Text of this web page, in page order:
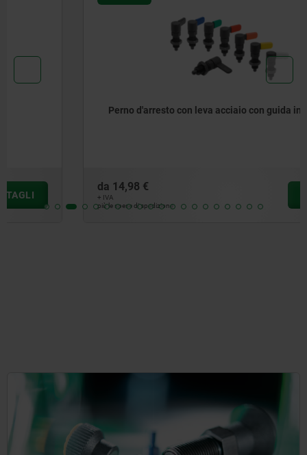
Perno d'arresto con leva acciaio con guida interna
14,98 €
+ IVA
più le spese di spedizione